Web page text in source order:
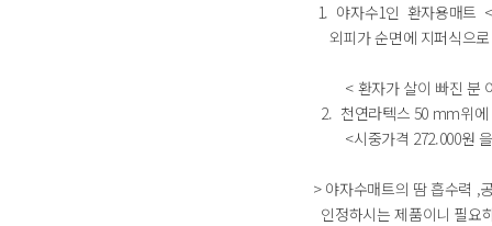
1. 야자수1인 환자용매트
외피가 순면에 지퍼식으
< 환자가 살이 빠진 분
2. 천연라텍스 50 mm위
<시중가격 272.000원 을
> 야자수매트의 땀 흡수력 ,
인정하시는 제품이니 필요